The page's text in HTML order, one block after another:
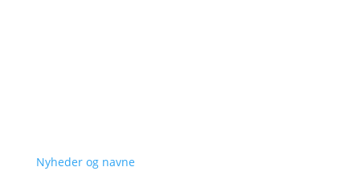
Nyheder og navne